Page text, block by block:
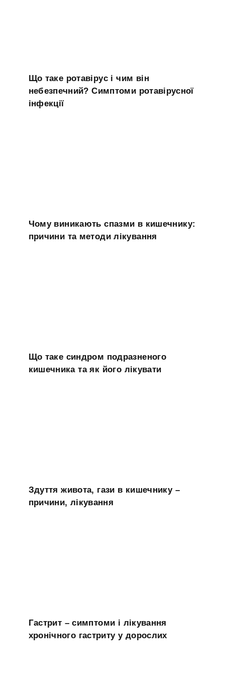
Що таке ротавірус і чим він
небезпечний? Симптоми ротавірусної
інфекції
Чому виникають спазми в кишечнику:
причини та методи лікування
Що таке синдром подразненого
кишечника та як його лікувати
Здуття живота, гази в кишечнику –
причини, лікування
Гастрит – симптоми і лікування
хронічного гастриту у дорослих